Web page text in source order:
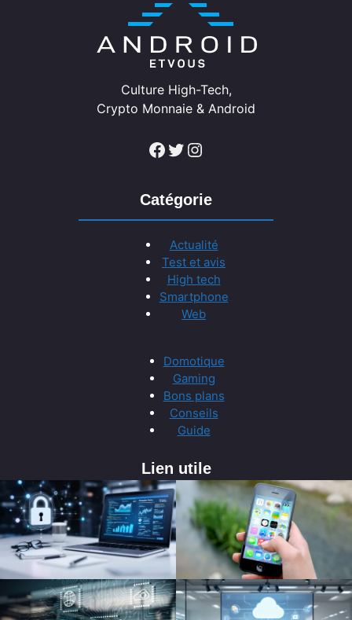
Culture High-Tech,
Crypto Monnaie & Android
Facebook Twitter Instagram
Catégorie
Actualité
Test et avis
High tech
Smartphone
Web
Domotique
Gaming
Bons plans
Conseils
Guide
Lien utile